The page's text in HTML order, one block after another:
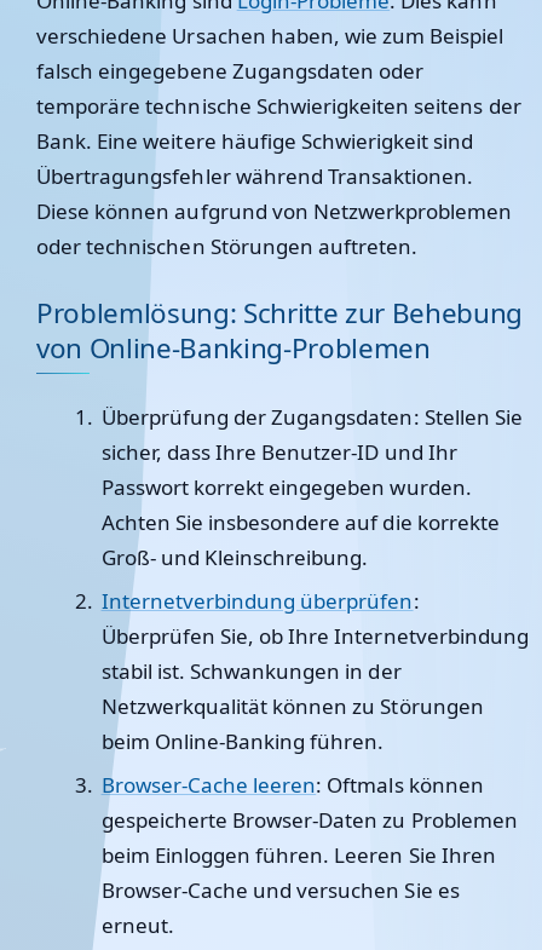
verschiedene Ursachen haben, wie zum Beispiel
falsch eingegebene Zugangsdaten oder
temporäre technische Schwierigkeiten seitens der
Bank. Eine weitere häufige Schwierigkeit sind
Übertragungsfehler während Transaktionen.
Diese können aufgrund von Netzwerkproblemen
oder technischen Störungen auftreten.
Problemlösung: Schritte zur Behebung
von Online-Banking-Problemen
Überprüfung der Zugangsdaten: Stellen Sie
sicher, dass Ihre Benutzer-ID und Ihr
Passwort korrekt eingegeben wurden.
Achten Sie insbesondere auf die korrekte
Groß- und Kleinschreibung.
Internetverbindung überprüfen:
Überprüfen Sie, ob Ihre Internetverbindung
stabil ist. Schwankungen in der
Netzwerkqualität können zu Störungen
beim Online-Banking führen.
Browser-Cache leeren: Oftmals können
gespeicherte Browser-Daten zu Problemen
beim Einloggen führen. Leeren Sie Ihren
Browser-Cache und versuchen Sie es
erneut.